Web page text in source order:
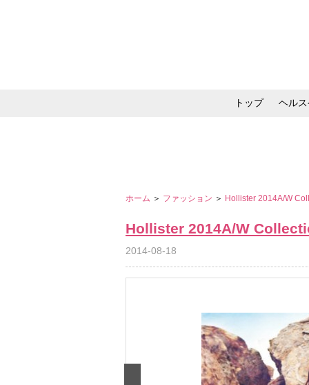
トップ ヘル
ホーム ＞ ファッション ＞ Hollister 2014A/W
Hollister 2014A/W
2014-08-18